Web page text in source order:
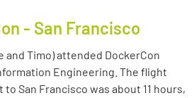
- San Francisco
and Timo) attended DockerCon
Engineering. The flight
San Francisco was about 11 hours,